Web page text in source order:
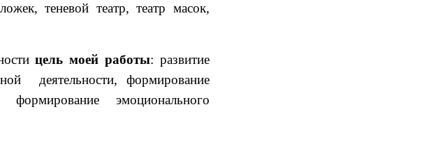
теневой театр, театр масок,
цель моей работы: развитие
деятельности, формирование
формирование эмоционального